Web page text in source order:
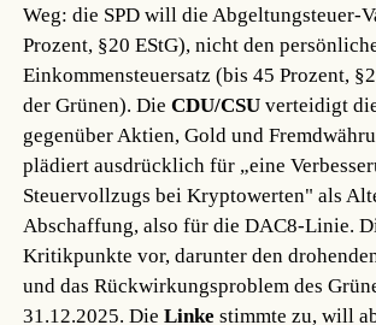
Weg: die SPD will die Abgeltungsteuer-
Prozent, §20 EStG), nicht den
Einkommensteuersatz (bis 45 Prozent,
der Grünen). DieCDU/CSU verteidigt
gegenüber Aktien, Gold und
plädiert ausdrücklich für „eine
Steuervollzugs bei Kryptowerten" als
Abschaffung, also für die DAC8-Linie.
Kritikpunkte vor, darunter den
und das Rückwirkungsproblem des
31.12.2025. DieLinke stimmte zu, will